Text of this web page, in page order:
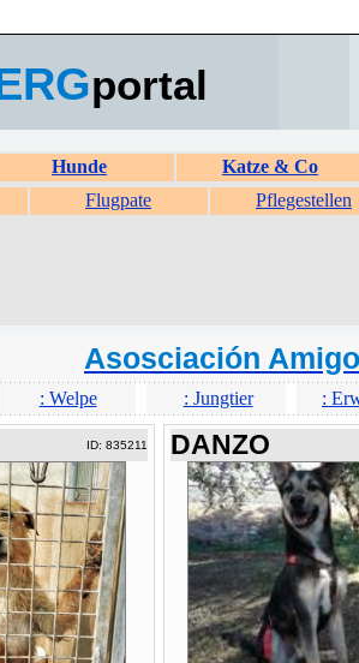
portal
Hunde
Katze & Co
Flugpate Pflegestellen
Asosciación
: Welpe : Jungtier :
ID: 835211 DANZO